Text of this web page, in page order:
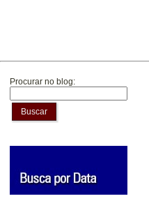
Procurar no blog:
Buscar